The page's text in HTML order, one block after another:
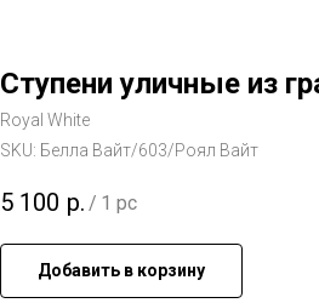
Ступени уличные из
Royal White
SKU: Белла Вайт/603/Роял Вайт
5 100 р. / 1 pc
Добавить в корзину